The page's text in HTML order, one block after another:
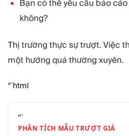
Bạn có thể yêu cầu báo
không?
Thị trường thực sự trượt. Việc
một hướng quá thường xuyên.
“`html
“`
PHÂN TÍCH MẪU TRƯỢT GIÁ